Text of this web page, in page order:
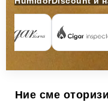
Ние сме